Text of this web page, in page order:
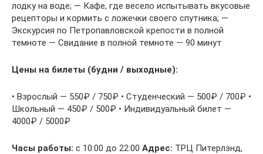
лодку на воде; — Кафе, где весело испытывать вкусовые
рецепторы и кормить с ложечки своего спутника; —
Экскурсия по Петропавловской крепости в полной
темноте — Свидание в полной темноте — 90 минут
Цены на билеты (будни / выходные):
• Взрослый — 550₽ / 750₽ • Студенческий — 500₽ / 700₽ •
Школьный — 450₽ / 500₽ • Индивидуальный билет —
4000₽ / 5000₽
Часы работы: с 10:00 до 22:00 Адрес: ТРЦ Питерлэнд,